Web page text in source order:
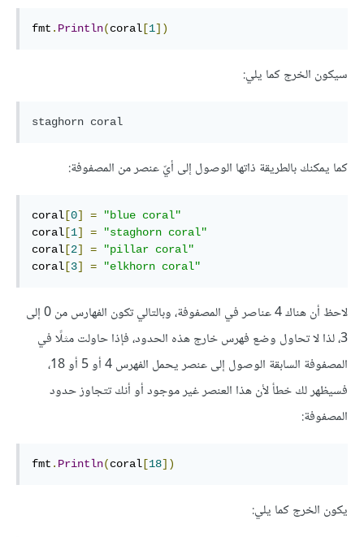
fmt . Println(coral [1])
سيكون الخرج كما يلي:
staghorn coral
كما يمكنك بالطريقة ذاتها الوصول إلى أيّ عنصر من المصفوفة:
coral [0] =
"blue coral"
coral [1] =
"staghorn coral"
coral [2] =
"pillar coral"
coral [3] = "elkhorn coral"
لاحظ أن هناك 4 عناصر في المصفوفة، وبالتالي تكون الفهارس من 0 إلى
3، لذا لا تحاول وضع فهرس خارج هذه الحدود، فإذا حاولت مثلًا في
المصفوفة السابقة الوصول إلى عنصر يحمل الفهرس 4 أو 5 أو 18،
فسيظهر لك خطأ لأن هذا العنصر غير موجود أو أنك تتجاوز حدود
المصفوفة:
fmt . Println(coral [18])
يكون الخرج كما يلي: